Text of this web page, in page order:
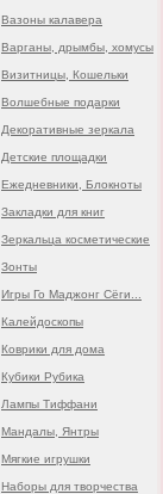
Вазоны калавера
Варганы, дрымбы, хомусы
Визитницы, Кошельки
Волшебные подарки
Декоративные зеркала
Детские площадки
Ежедневники, Блокноты
Закладки для книг
Зеркальца косметические
Зонты
Игры Го Маджонг Сёги...
Калейдоскопы
Коврики для дома
Кубики Рубика
Лампы Тиффани
Мандалы, Янтры
Мягкие игрушки
Наборы для творчества